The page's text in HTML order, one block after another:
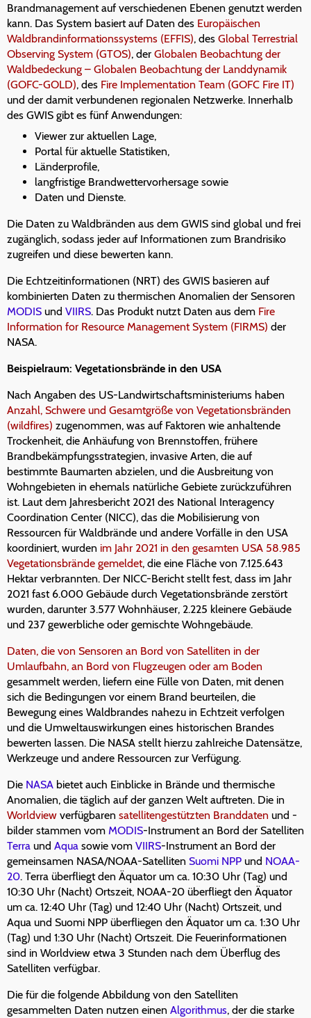
Brandmanagement auf verschiedenen Ebenen genutzt werden
kann. Das System basiert auf Daten des Europäischen
Waldbrandinformationssystems (EFFIS), des Global Terrestrial
Observing System (GTOS), der Globalen Beobachtung der
Waldbedeckung – Globalen Beobachtung der Landdynamik
(GOFC-GOLD), des Fire Implementation Team (GOFC Fire IT)
und der damit verbundenen regionalen Netzwerke. Innerhalb
des GWIS gibt es fünf Anwendungen:
Viewer zur aktuellen Lage,
Portal für aktuelle Statistiken,
Länderprofile,
langfristige Brandwettervorhersage sowie
Daten und Dienste.
Die Daten zu Waldbränden aus dem GWIS sind global und frei
zugänglich, sodass jeder auf Informationen zum Brandrisiko
zugreifen und diese bewerten kann.
Die Echtzeitinformationen (NRT) des GWIS basieren auf
kombinierten Daten zu thermischen Anomalien der Sensoren
MODIS und VIIRS. Das Produkt nutzt Daten aus dem Fire
Information for Resource Management System (FIRMS) der
NASA.
Beispielraum: Vegetationsbrände in den USA
Nach Angaben des US-Landwirtschaftsministeriums haben
Anzahl, Schwere und Gesamtgröße von Vegetationsbränden
(wildfires) zugenommen, was auf Faktoren wie anhaltende
Trockenheit, die Anhäufung von Brennstoffen, frühere
Brandbekämpfungsstrategien, invasive Arten, die auf
bestimmte Baumarten abzielen, und die Ausbreitung von
Wohngebieten in ehemals natürliche Gebiete zurückzuführen
ist. Laut dem Jahresbericht 2021 des National Interagency
Coordination Center (NICC), das die Mobilisierung von
Ressourcen für Waldbrände und andere Vorfälle in den USA
koordiniert, wurden im Jahr 2021 in den gesamten USA 58.985
Vegetationsbrände gemeldet, die eine Fläche von 7.125.643
Hektar verbrannten. Der NICC-Bericht stellt fest, dass im Jahr
2021 fast 6.000 Gebäude durch Vegetationsbrände zerstört
wurden, darunter 3.577 Wohnhäuser, 2.225 kleinere Gebäude
und 237 gewerbliche oder gemischte Wohngebäude.
Daten, die von Sensoren an Bord von Satelliten in der
Umlaufbahn, an Bord von Flugzeugen oder am Boden
gesammelt werden, liefern eine Fülle von Daten, mit denen
sich die Bedingungen vor einem Brand beurteilen, die
Bewegung eines Waldbrandes nahezu in Echtzeit verfolgen
und die Umweltauswirkungen eines historischen Brandes
bewerten lassen. Die NASA stellt hierzu zahlreiche Datensätze,
Werkzeuge und andere Ressourcen zur Verfügung.
Die NASA bietet auch Einblicke in Brände und thermische
Anomalien, die täglich auf der ganzen Welt auftreten. Die in
Worldview verfügbaren satellitengestützten Branddaten und -
bilder stammen vom MODIS-Instrument an Bord der Satelliten
Terra und Aqua sowie vom VIIRS-Instrument an Bord der
gemeinsamen NASA/NOAA-Satelliten Suomi NPP und NOAA-
20. Terra überfliegt den Äquator um ca. 10:30 Uhr (Tag) und
10:30 Uhr (Nacht) Ortszeit, NOAA-20 überfliegt den Äquator
um ca. 12:40 Uhr (Tag) und 12:40 Uhr (Nacht) Ortszeit, und
Aqua und Suomi NPP überfliegen den Äquator um ca. 1:30 Uhr
(Tag) und 1:30 Uhr (Nacht) Ortszeit. Die Feuerinformationen
sind in Worldview etwa 3 Stunden nach dem Überflug des
Satelliten verfügbar.
Die für die folgende Abbildung von den Satelliten
gesammelten Daten nutzen einen Algorithmus, der die starke